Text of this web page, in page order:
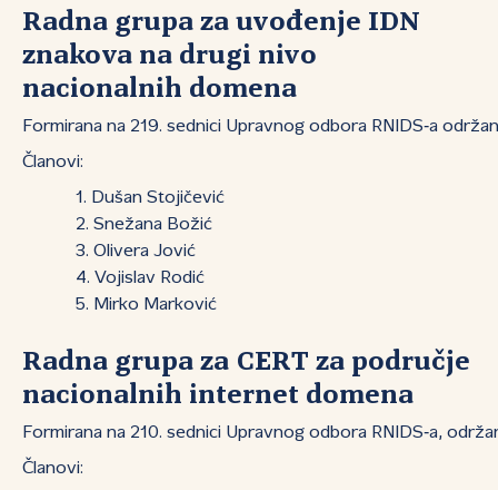
Radna grupa za uvođenje IDN
znakova na drugi nivo
nacionalnih domena
Formirana na 219. sednici Upravnog odbora RNIDS‑a
Članovi:
Dušan Stojičević
Snežana Božić
Olivera Jović
Vojislav Rodić
Mirko Marković
Radna grupa za CERT za područje
nacionalnih internet domena
Formirana na 210. sednici Upravnog odbora RNIDS‑a,
Članovi: